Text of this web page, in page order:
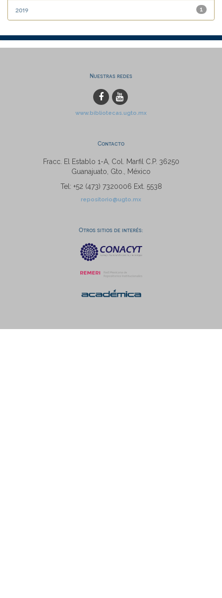
1
2019
Nuestras redes
www.bibliotecas.ugto.mx
Contacto
Fracc. El Establo 1-A, Col. Marfil C.P. 36250
Guanajuato, Gto., México
Tel: +52 (473) 7320006 Ext. 5538
repositorio@ugto.mx
Otros sitios de interés: